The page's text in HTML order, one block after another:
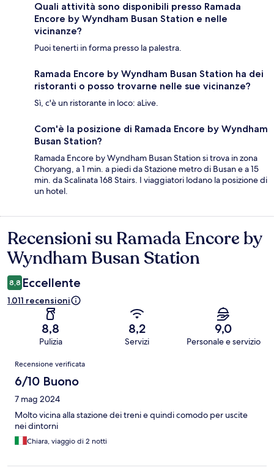
Quali attività sono disponibili presso Ramada
Encore by Wyndham Busan Station e nelle
vicinanze?
Puoi tenerti in forma presso la palestra.
Ramada Encore by Wyndham Busan Station ha dei
ristoranti o posso trovarne nelle sue vicinanze?
Sì, c'è un ristorante in loco: aLive.
Com'è la posizione di Ramada Encore by Wyndham
Busan Station?
Ramada Encore by Wyndham Busan Station si trova in zona
Choryang, a 1 min. a piedi da Stazione metro di Busan e a 15
min. da Scalinata 168 Stairs. I viaggiatori lodano la posizione di
un hotel.
Recensioni
Recensioni su Ramada Encore by
Wyndham Busan Station
8,8 Eccellente
1.011 recensioni
8,8
Pulizia
8,2
Servizi
9,0
Personale e servizio
Recensioni
Recensione verificata
6/10 Buono
7 mag 2024
Molto vicina alla stazione dei treni e quindi comodo per uscite
nei dintorni
Chiara, viaggio di 2 notti